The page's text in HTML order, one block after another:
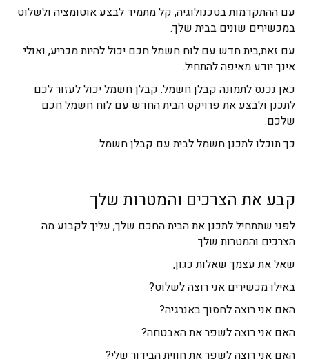
עם ההתקדמות בטכנולוגיה, קל מתמיד לבצע אוטומציה ולשלוט
במכשירים שונים בבית שלך.
עם זאת,בית חדש עם לוח חשמל חכם יכול להיות מכריע, ואולי
אינך יודע מאיפה להתחיל.
כאן נכנס לתמונה קבלן חשמל. קבלן חשמל יכול לעזור לכם
לתכנן ולבצע את פרויקט הבית החדש עם לוח חשמל חכם
שלכם.
כך תוכלו לתכנן חשמל לבית עם קבלן חשמל.
קבע את הצרכים והמטרות שלך
לפני שתתחיל לתכנן את הבית החכם שלך, עליך לקבוע מה
הצרכים והמטרות שלך.
שאל את עצמך שאלות כגון,
באילו מכשירים אני רוצה לשלוט?
האם אני רוצה לחסוך באנרגיה?
האם אני רוצה לשפר את האבטחה?
האם אני רוצה לשפר את חווית הבידור שלי?